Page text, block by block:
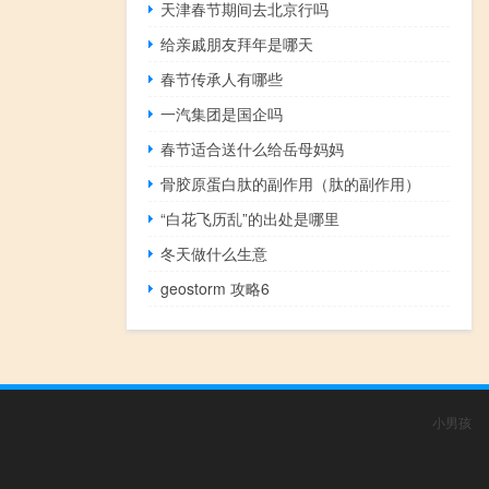
天津春节期间去北京行吗
给亲戚朋友拜年是哪天
春节传承人有哪些
一汽集团是国企吗
春节适合送什么给岳母妈妈
骨胶原蛋白肽的副作用（肽的副作用）
“白花飞历乱”的出处是哪里
冬天做什么生意
geostorm 攻略6
小男孩